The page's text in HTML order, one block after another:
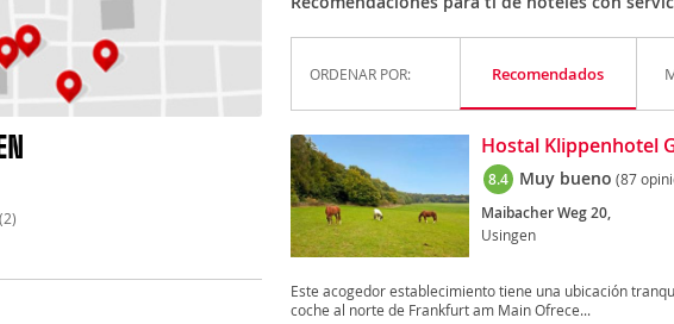
(2)
ORDENAR POR: Recomendados
Hostal Klippenhotel
8.4 Muy bueno (87
Maibacher Weg 20,
Usingen
Este acogedor establecimiento tiene una ubicación
coche al norte de Frankfurt am Main Ofrece...